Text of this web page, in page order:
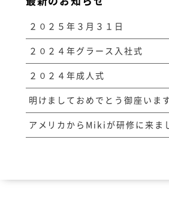
２０２５年３月３１日
２０２４年グラース入社式
２０２４年成人式
明けましておめでとう御座いま
アメリカからMikiが研修に来ま